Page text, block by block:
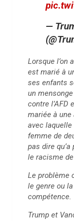
—
Lorsque l’on
est marié à
ses enfants
un
contre l’AFD
mariée à une
avec laquelle
femme de
pas dire
le racisme
Le problème
le genre ou
compétence.
Trump et